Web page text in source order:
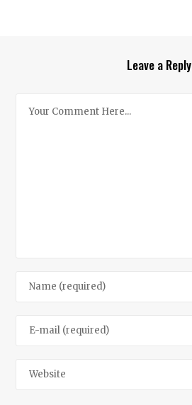
Leave a Reply